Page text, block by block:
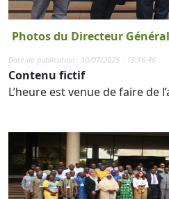
Photos du Directeur
Date de publication : 10/07/2025 - 13:16:46
Contenu fictif
L’heure est venue de faire de